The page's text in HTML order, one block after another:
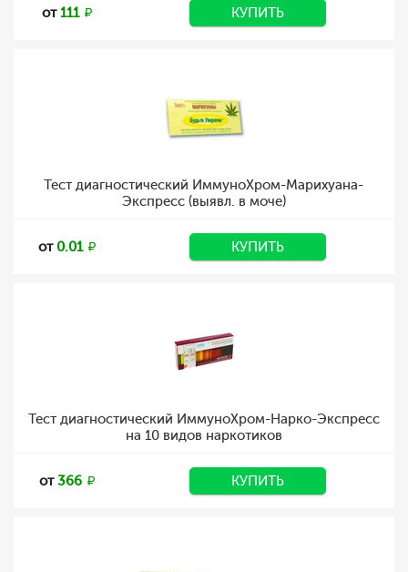
от111 КУПИТЬ
Тест диагностический ИммуноХром-Марихуана-
Экспресс (выявл. в моче)
от 0.01 КУПИТЬ
Тест диагностический ИммуноХром-Нарко-Экспресс
на 10 видов наркотиков
от366 КУПИТЬ